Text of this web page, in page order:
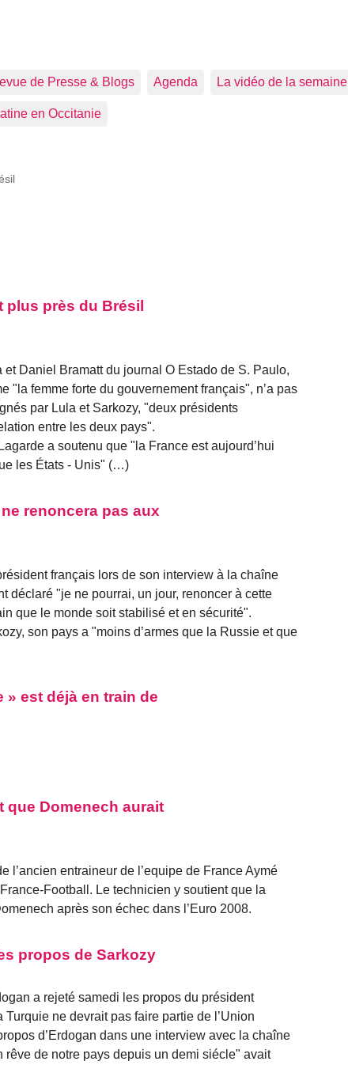
de Presse & Blogs Agenda La vidéo de la semaine
en Occitanie
plus près du Brésil
Daniel Bramatt du journal O Estado de S. Paulo,
"la femme forte du gouvernement français", n’a pas
par Lula et Sarkozy, "deux présidents
entre les deux pays".
a soutenu que "la France est aujourd’hui
les États - Unis" (…)
renoncera pas aux
français lors de son interview à la chaîne
déclaré "je ne pourrai, un jour, renoncer à cette
que le monde soit stabilisé et en sécurité".
son pays a "moins d’armes que la Russie et que
est déjà en train de
que Domenech aurait
l’ancien entraineur de l’equipe de France Aymé
Football. Le technicien y soutient que la
après son échec dans l’Euro 2008.
propos de Sarkozy
a rejeté samedi les propos du président
ne devrait pas faire partie de l’Union
d’Erdogan dans une interview avec la chaîne
rêve de notre pays depuis un demi siécle" avait